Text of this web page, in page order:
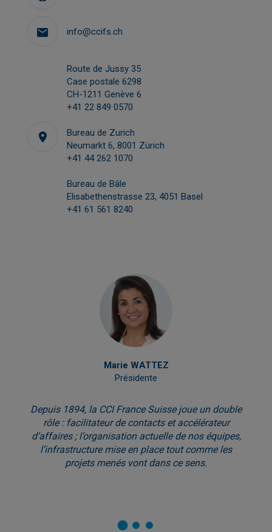
info@ccifs.ch
Route de Jussy 35
Case postale 6298
CH-1211 Genève 6
+41 22 849 0570
Bureau de Zurich
Neumarkt 6, 8001 Zürich
+41 44 262 1070
Bureau de Bâle
Elisabethenstrasse 23, 4051 Basel
+41 61 561 8240
Marie WATTEZ
Présidente
Depuis 1894, la CCI France Suisse joue un double
rôle : facilitateur de contacts et accélérateur
d’affaires ; l’organisation actuelle de nos équipes,
l’infrastructure mise en place tout comme les
projets menés vont dans ce sens.